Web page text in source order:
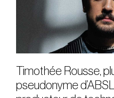
Timothée Rousse,
pseudonyme